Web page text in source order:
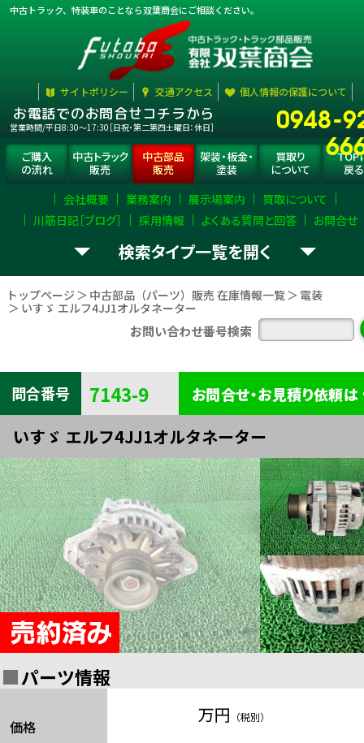
中古トラック、特装車のことなら双葉商会にご相談ください。
サイトポリシー 交通アクセス 個人情報の保護について
お電話でのお問合せコチラから
営業時間/平日8:30〜17:30［日祝・第二第四土曜日：休日］ 0948-
ご購入
の流れ
中古トラック
販売
中古部品
販売
架装・板金・
塗装
買取り
について
TOP
戻る
会社概要 業務案内 展示場案内
買取について
川筋日記［ブログ］
採用情報 よくある質問と回答 お問合せ
お探し トラック部品（パーツ）を選択 して下さい。
エンジン ミッション
キャビン 電装 内装
タイヤ・
足まわり
外装
エンジン
関連
全部品一覧検索
検索タイプ一覧
トップページ 中古部品（パーツ）販売 在庫情報一覧
電装
いすゞ エルフ4JJ1オルタネーター
お問い合わせ番号検索
問合番号 7143-9
いすゞ エルフ4JJ1オルタネーター
お問合せ・お見積り依頼は
売
パーツ情報
価格
万円 （税別）